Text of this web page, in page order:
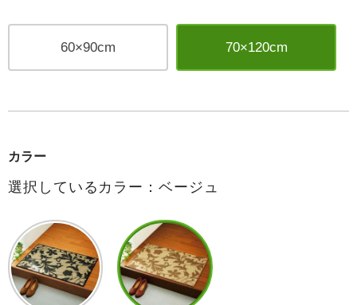
60×90cm 70×120cm
カラー
選択しているカラー：ベージュ